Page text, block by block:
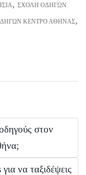
, ΣΧΟΛΉ ΟΔΗΓΏΝ
ΚΈΝΤΡΟ ΑΘΉΝΑΣ,
στον
να ταξιδέψεις